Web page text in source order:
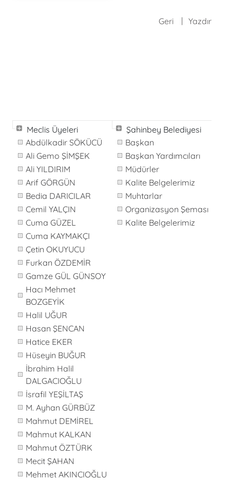
Geri Yazdır
Meclis Üyeleri
Abdülkadir SÖKÜCÜ
Ali Gemo ŞİMŞEK
Ali YILDIRIM
Arif GÖRGÜN
Bedia DARICILAR
Cemil YALÇIN
Cuma GÜZEL
Cuma KAYMAKÇI
Çetin OKUYUCU
Furkan ÖZDEMİR
Gamze GÜL GÜNSOY
Hacı Mehmet
BOZGEYİK
Halil UĞUR
Hasan ŞENCAN
Hatice EKER
Hüseyin BUĞUR
İbrahim Halil
DALGACIOĞLU
İsrafil YEŞİLTAŞ
M. Ayhan GÜRBÜZ
Mahmut DEMİREL
Mahmut KALKAN
Mahmut ÖZTÜRK
Mecit ŞAHAN
Mehmet AKINCIOĞLU
Şahinbey Belediyesi
Başkan
Başkan Yardımcıları
Müdürler
Kalite Belgelerimiz
Muhtarlar
Organizasyon Şeması
Kalite Belgelerimiz